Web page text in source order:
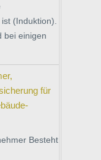
(Induktion).
bei einigen
für
Besteht